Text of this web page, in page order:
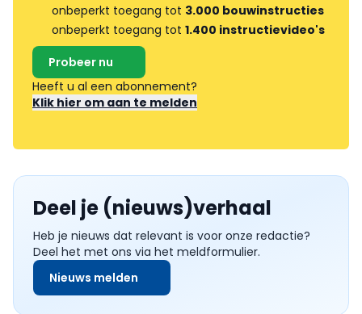
onbeperkt toegang tot 3.000 bouwinstructies
onbeperkt toegang tot 1.400 instructievideo's
Probeer nu
Heeft u al een abonnement?
Klik hier om aan te melden
Deel je (nieuws)verhaal
Heb je nieuws dat relevant is voor onze redactie?
Deel het met ons via het meldformulier.
Nieuws melden